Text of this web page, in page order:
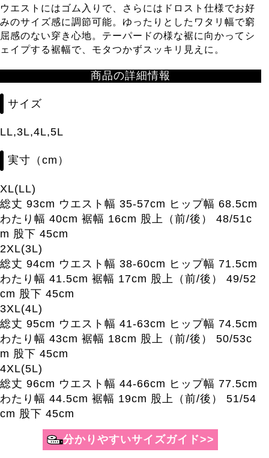
ウエストにはゴム入りで、さらにはドロスト仕様でお好
みのサイズ感に調節可能。ゆったりとしたワタリ幅で窮
屈感のない穿き心地。テーパードの様な裾に向かってシ
ェイプする裾幅で、モタつかずスッキリ見えに。
商品の詳細情報
サイズ
LL,3L,4L,5L
実寸（cm）
XL(LL)
総丈 93cm ウエスト幅 35-57cm ヒップ幅 68.5cm
わたり幅 40cm 裾幅 16cm 股上（前/後） 48/51c
m 股下 45cm
2XL(3L)
総丈 94cm ウエスト幅 38-60cm ヒップ幅 71.5cm
わたり幅 41.5cm 裾幅 17cm 股上（前/後） 49/52
cm 股下 45cm
3XL(4L)
総丈 95cm ウエスト幅 41-63cm ヒップ幅 74.5cm
わたり幅 43cm 裾幅 18cm 股上（前/後） 50/53c
m 股下 45cm
4XL(5L)
総丈 96cm ウエスト幅 44-66cm ヒップ幅 77.5cm
わたり幅 44.5cm 裾幅 19cm 股上（前/後） 51/54
cm 股下 45cm
分かりやすいサイズガイド>>